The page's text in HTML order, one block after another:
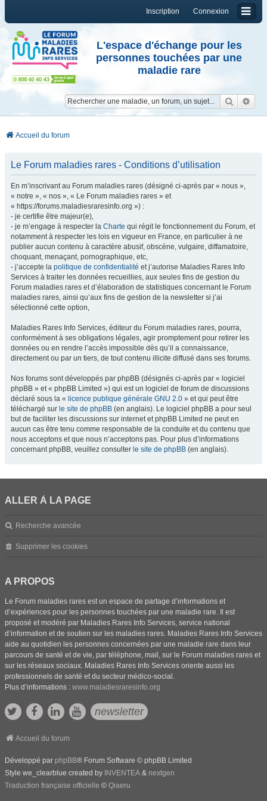
Connexion
Inscription
L'espace d'échange pour les
personnes touchées par une
maladie rare
Accueil du forum
Le Forum maladies rares - Conditions d’utilisation
En m’inscrivant au Forum maladies rares (désigné ci-après par « nous »,
« notre », « nos », « Le Forum maladies rares » et
« https://forums.maladiesraresinfo.org ») :
- je certifie être majeur(e),
- je m’engage à respecter la Charte qui régit le fonctionnement du Forum, et
notamment à respecter les lois en vigueur en France, en particulier à ne
publier aucun contenu à caractère abusif, obscène, vulgaire, diffamatoire,
choquant, menaçant, pornographique, etc,
- j’accepte la politique de confidentialité et j’autorise Maladies Rares Info
Services à traiter les données recueillies, aux seules fins de gestion du
Forum maladies rares et d’élaboration de statistiques concernant le Forum
maladies rares, ainsi qu’aux fins de gestion de la newsletter si j’ai
sélectionné cette option,
Maladies Rares Info Services, éditeur du Forum maladies rares, pourra,
conformément à ses obligations légales, agir promptement pour retirer les
données ou en rendre l’accès impossible dès qu’il a connaissance,
directement ou par un tiers, de tout contenu illicite diffusé dans ses forums.
Nos forums sont développés par phpBB (désignés ci-après par « logiciel
phpBB » et « phpBB Limited ») qui est un logiciel de forum de discussions
déclaré sous la « licence publique générale GNU 2.0 » et qui peut être
téléchargé sur le site de phpBB (en anglais). Le logiciel phpBB a pour seul
but de faciliter les discussions sur internet et phpBB Limited ne peut en
aucun cas être tenu comme responsable de la conduite et du contenu que
nous acceptons et que nous n’acceptons pas. Pour plus d’informations
concernant phpBB, veuillez consulter le site de phpBB (en anglais).
ALLER À LA PAGE
Recherche avancée
Supprimer les cookies
A PROPOS
Le Forum maladies rares est un espace de partage d’informations et
d’expériences pour les personnes touchées par une maladie rare. Il est
proposé et modéré par Maladies Rares Info Services, service national
d’information et de soutien sur les maladies rares. Maladies Rares Info Services
aide au quotidien les personnes concernées par une maladie rare dans leur
parcours de santé et de vie, par téléphone, mail, sur le Forum maladies rares et
sur les réseaux sociaux. Maladies Rares Info Services oriente aussi les
professionnels de santé et du secteur médico-social.
Plus d’informations : www.maladiesraresinfo.org
newsletter
Accueil du forum
Développé par phpBB® Forum Software © phpBB Limited
Style we_clearblue created by INVENTEA & nextgen
Traduction française officielle © Qiaeru